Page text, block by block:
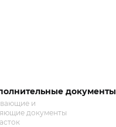
документы
и
документы